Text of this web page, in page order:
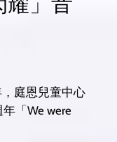
庭恩兒童中心
「We were